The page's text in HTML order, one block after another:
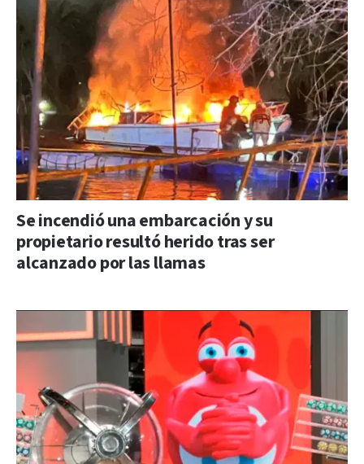
Se incendió una embarcación y su
propietario resultó herido tras ser
alcanzado por las llamas